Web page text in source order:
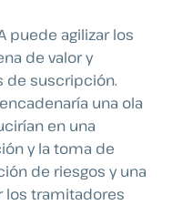
puede agilizar los
de valor y
de suscripción.
una ola
en una
y la toma de
de riesgos y una
los tramitadores